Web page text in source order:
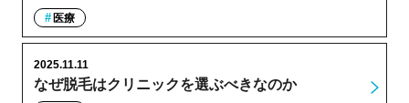
医療
なぜ脱毛はクリニックを選ぶべきなのか
2025.11.11